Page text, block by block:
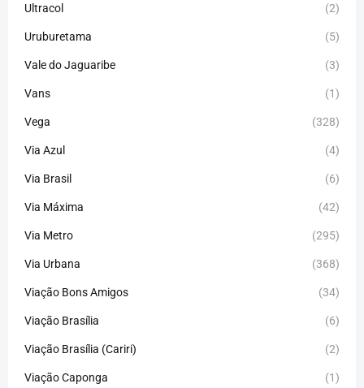
Ultracol (2)
Uruburetama (5)
Vale do Jaguaribe (3)
Vans (1)
Vega (328)
Via Azul (4)
Via Brasil (6)
Via Máxima (42)
Via Metro (295)
Via Urbana (368)
Viação Bons Amigos (34)
Viação Brasília (6)
Viação Brasília (Cariri) (2)
Viação Caponga (1)